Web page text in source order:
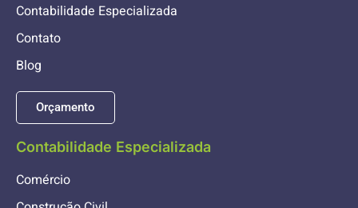
Contabilidade Especializada
Contato
Blog
Orçamento
Contabilidade Especializada
Comércio